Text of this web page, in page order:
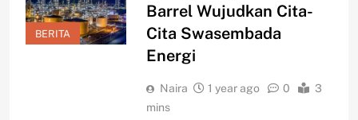
BERITA
Barrel Wujudkan Cita-
Cita Swasembada
Energi
Naira 1 year ago 0
3
mins